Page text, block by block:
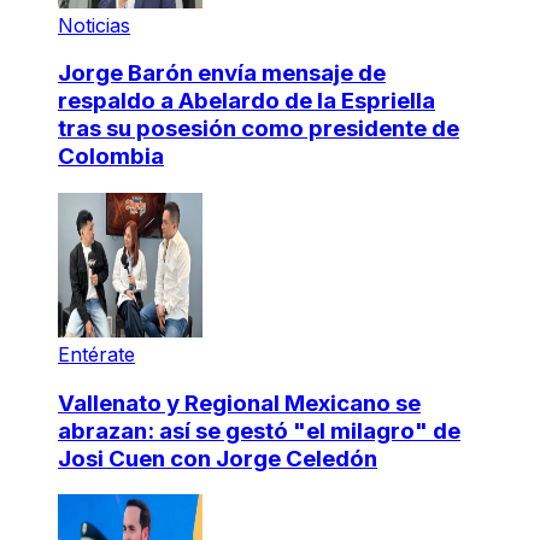
Noticias
Jorge Barón envía mensaje de
respaldo a Abelardo de la Espriella
tras su posesión como presidente de
Colombia
Entérate
Vallenato y Regional Mexicano se
abrazan: así se gestó "el milagro" de
Josi Cuen con Jorge Celedón